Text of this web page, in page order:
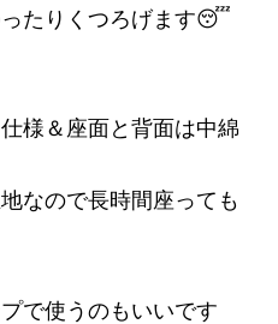
たりくつろげます😴
様＆座面と背面は中綿
なので長時間座っても
で使うのもいいです